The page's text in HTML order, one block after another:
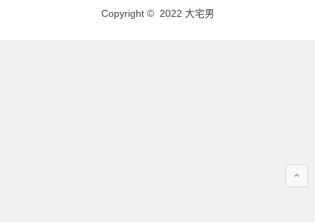
Copyright © 2022 大宅男